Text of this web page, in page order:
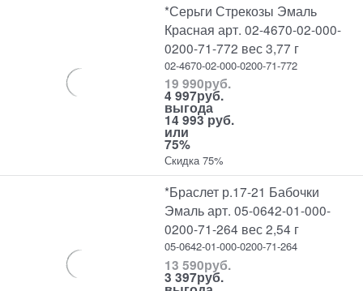
*Серьги Стрекозы Эмаль
Красная арт. 02-4670-02-000-
0200-71-772 вес 3,77 г
02-4670-02-000-0200-71-772
19 990руб.
4 997руб.
выгода
14 993 руб.
или
75%
Скидка 75%
*Браслет р.17-21 Бабочки
Эмаль арт. 05-0642-01-000-
0200-71-264 вес 2,54 г
05-0642-01-000-0200-71-264
13 590руб.
3 397руб.